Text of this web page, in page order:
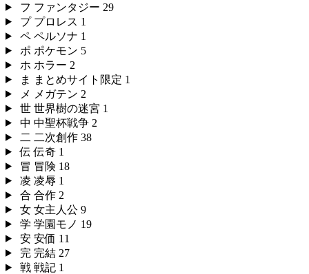
フ ファンタジー 29
プ プロレス 1
ペ ペルソナ 1
ポ ポケモン 5
ホ ホラー 2
ま
まとめサイト限定 1
メ
メガテン 2
世 世界樹の迷宮 1
中 中聖杯戦争 2
二 二次創作 38
伝伝奇 1
冒 冒険 18
凌 凌辱 1
合 合作 2
女 女主人公 9
学 学園モノ 19
安 安価 11
完 完結 27
戦 戦記 1